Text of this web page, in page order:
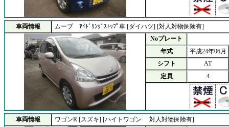
車両情報
ムーブ ｱｲﾄﾞﾘﾝｸﾞｽﾄｯﾌﾟ車 [ダイハツ] [対人対物保険有]
Noプレート
年式
平成24年06月
シフト
AT
定員
4
車両情報
ワゴンR [スズキ] [ハイトワゴン 対人対物保険有]